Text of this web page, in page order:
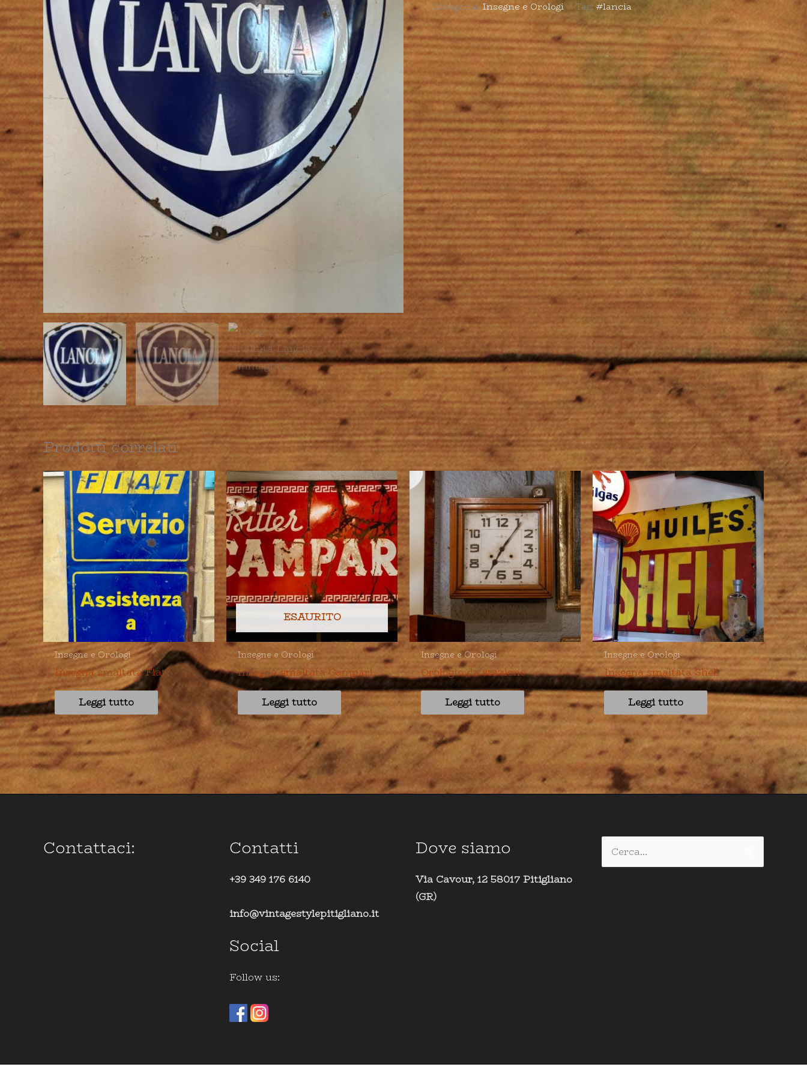
Categoria:Insegne e Orologi Tag: #lancia
Prodotti correlati
Insegne e Orologi
Insegna smaltata Fiat
Leggi tutto
ESAURITO
Insegne e Orologi
Insegna smaltata Campari
Leggi tutto
Insegne e Orologi
Orologio da stazione
Leggi tutto
Insegne e Orologi
Insegna smaltata Shell
Leggi tutto
Contattaci: Contatti
+39 349 176 6140
info@vintagestylepitigliano.it
Social
Follow us:
Dove siamo
Via Cavour, 12 58017 Pitigliano
(GR)
Cerca: